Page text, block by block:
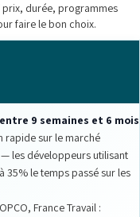
durée, programmes
faire le bon choix.
9 semaines et 6 mois
rapide sur le marché
— les développeurs utilisant
35% le temps passé sur les
France Travail :